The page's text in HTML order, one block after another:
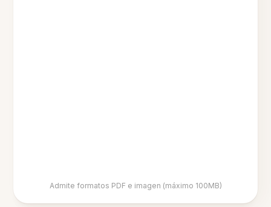
Admite formatos PDF e imagen (máximo 100MB)